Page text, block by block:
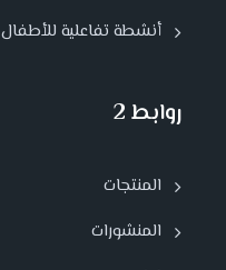
أنشطة تفاعلية للأطفال
روابط 2
المنتجات
المنشورات